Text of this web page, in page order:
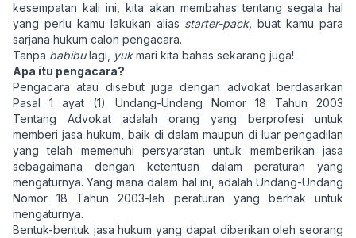
kesempatan kali ini, kita akan membahas tentang segala hal
yang perlu kamu lakukan alias starter-pack,buat kamu para
sarjana hukum calon pengacara.
Tanpa babibulagi, yukmari kita bahas sekarang juga!
Apa itu pengacara?
Pengacara atau disebut juga dengan advokat berdasarkan
Pasal 1 ayat (1) Undang-Undang Nomor 18 Tahun 2003
Tentang Advokat adalah orang yang berprofesi untuk
memberi jasa hukum, baik di dalam maupun di luar pengadilan
yang telah memenuhi persyaratan untuk memberikan jasa
sebagaimana dengan ketentuan dalam peraturan yang
mengaturnya. Yang mana dalam hal ini, adalah Undang-Undang
Nomor 18 Tahun 2003-lah peraturan yang berhak untuk
mengaturnya.
Bentuk-bentuk jasa hukum yang dapat diberikan oleh seorang